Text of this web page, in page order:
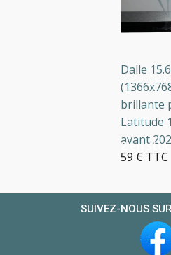
2 en stock
Dalle 15.6
brillante
Latitude
avant 2020)
59 € TTC
SUIVEZ-NOUS